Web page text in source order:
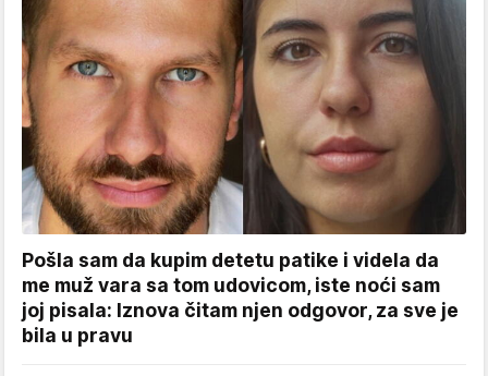
Pošla sam da kupim detetu patike i videla da
me muž vara sa tom udovicom, iste noći sam
joj pisala: Iznova čitam njen odgovor, za sve je
bila u pravu